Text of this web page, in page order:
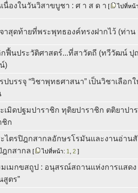
นื่องในวันวิสาขบูชา : ศ า ส ด า [ ไปที่หน้
าสุดท้ายที่พระพุทธองค์ทรงฝากไว้ (ท่าน
ฟื้นประวัติศาสตร์...ที่สาวัตถี (ทวีวัฒน์
)
ปบรรจุ “วิชาพุทธศาสนา” เป็นวิชาเลือก
เมิดปฐมปาราชิก ทุติยปาราชิก ตติยาปา
ชิก
ไตรปิฎกสากลอักษรโรมันและงานอ่านสั
ฎกสากล [ ไปที่หน้า: 1, 2 ]
เมกขสถูป : อนุสรณ์สถานแห่งการแสดง
สูตร”